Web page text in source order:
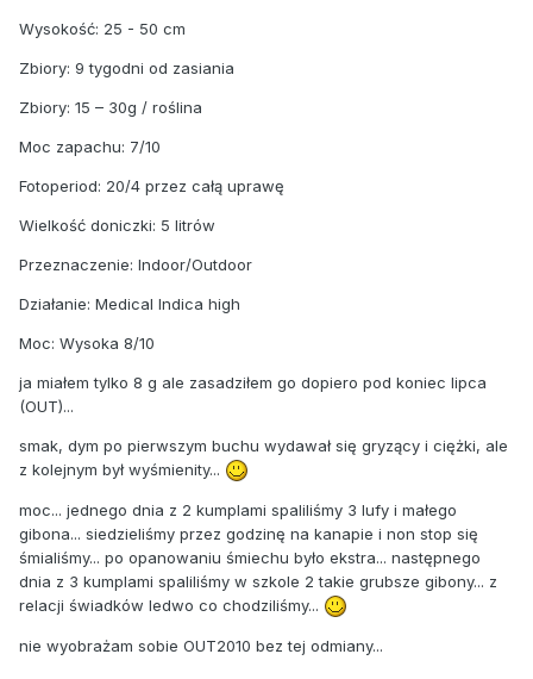
Wysokość: 25 - 50 cm
Zbiory: 9 tygodni od zasiania
Zbiory: 15 – 30g / roślina
Moc zapachu: 7/10
Fotoperiod: 20/4 przez całą uprawę
Wielkość doniczki: 5 litrów
Przeznaczenie: Indoor/Outdoor
Działanie: Medical Indica high
Moc: Wysoka 8/10
ja miałem tylko 8 g ale zasadziłem go dopiero pod koniec lipca
(OUT)...
smak, dym po pierwszym buchu wydawał się gryzący i ciężki, ale
z kolejnym był wyśmienity...
moc... jednego dnia z 2 kumplami spaliliśmy 3 lufy i małego
gibona... siedzieliśmy przez godzinę na kanapie i non stop się
śmialiśmy... po opanowaniu śmiechu było ekstra... następnego
dnia z 3 kumplami spaliliśmy w szkole 2 takie grubsze gibony... z
relacji świadków ledwo co chodziliśmy...
nie wyobrażam sobie OUT2010 bez tej odmiany...